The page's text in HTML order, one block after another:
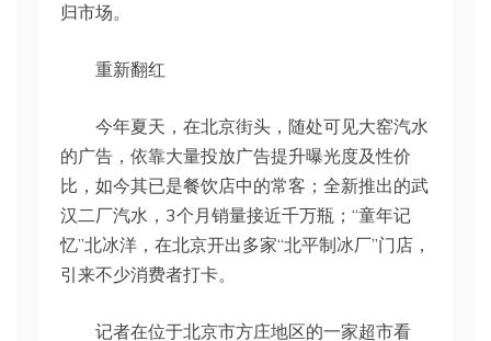
归市场。
重新翻红
今年夏天，在北京街头，随处可见大窑汽水
的广告，依靠大量投放广告提升曝光度及性价
比，如今其已是餐饮店中的常客；全新推出的武
汉二厂汽水，3个月销量接近千万瓶；“童年记
忆”北冰洋，在北京开出多家“北平制冰厂”门店，
引来不少消费者打卡。
记者在位于北京市方庄地区的一家超市看